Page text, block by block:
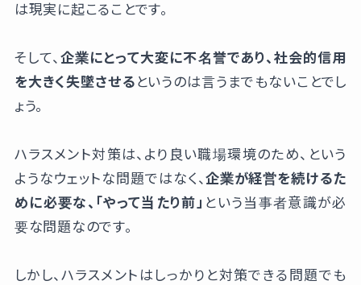
は現実に起こることです。
そして、 企業にとって大変に不名誉であり、社会的信用
を大きく失墜させる というのは言うまでもないことでし
ょう。
ハラスメント対策は、より良い職場環境のため、という
ようなウェットな問題ではなく、 企業が経営を続けるた
めに必要な、「やって当たり前」 という当事者意識が必
要な問題なのです。
しかし、ハラスメントはしっかりと対策できる問題でも